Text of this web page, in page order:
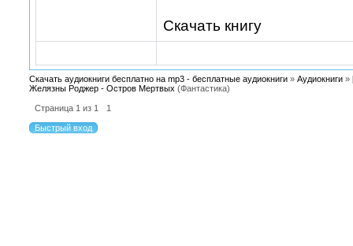
Скачать книгу
Скачать аудиокниги бесплатно на mp3 - бесплатные аудиокниги » Аудиокниги »
Желязны Роджер - Остров Мертвых (Фантастика)
Страница 1 из 1 1